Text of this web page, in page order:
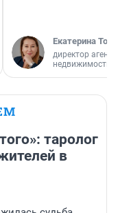
Екатерина
директор
недвижимости
таролог
в